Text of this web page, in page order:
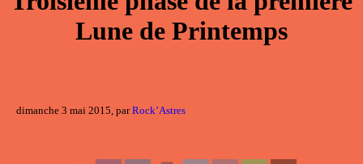
Lune de Printemps
dimanche 3 mai 2015, parRock’Astres